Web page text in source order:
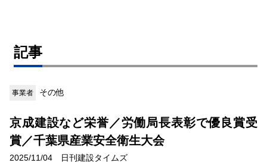
記事
事業者 その他
京成建設など栄誉／労働局長表彰で優良賞受
賞／千葉県産業安全衛生大会
2025/11/04 日刊建設タイムズ